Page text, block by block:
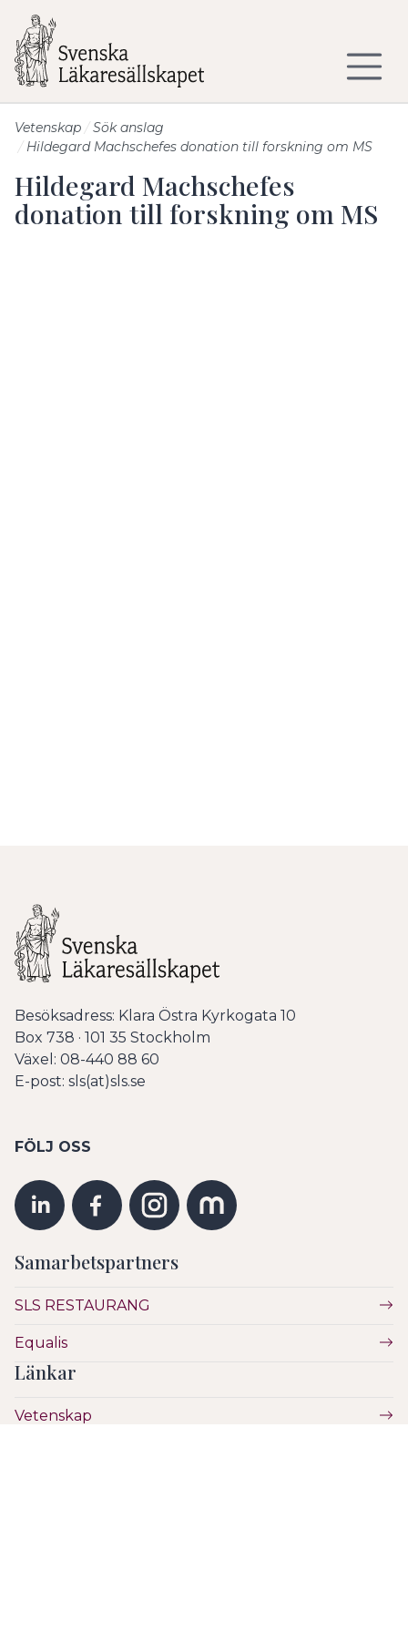
Vetenskap
Sök anslag
Hildegard Machschefes donation till forskning om MS
Hildegard Machschefes
donation till forskning om MS
Besöksadress: Klara Östra Kyrkogata 10
Box 738 · 101 35 Stockholm
Växel: 08-440 88 60
E-post: sls(at)sls.se
FÖLJ OSS
Samarbetspartners
SLS RESTAURANG
Equalis
Länkar
Vetenskap